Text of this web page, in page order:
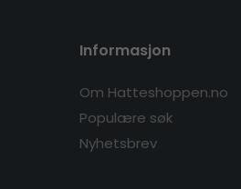
Informasjon
Om Hatteshoppen.no
Populære søk
Nyhetsbrev